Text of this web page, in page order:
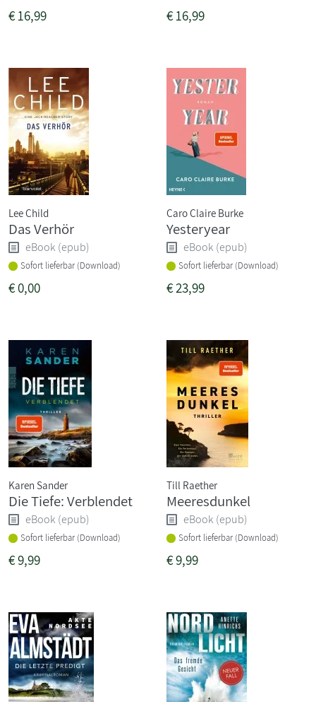
€16,99 €16,99
Lee Child
Das Verhör
eBook (epub)
Sofort lieferbar (Download)
€0,00
Caro Claire Burke
Yesteryear
eBook (epub)
Sofort lieferbar (Download)
€23,99
Karen Sander
Die Tiefe: Verblendet
eBook (epub)
Sofort lieferbar (Download)
€9,99
Till Raether
Meeresdunkel
eBook (epub)
Sofort lieferbar (Download)
€9,99